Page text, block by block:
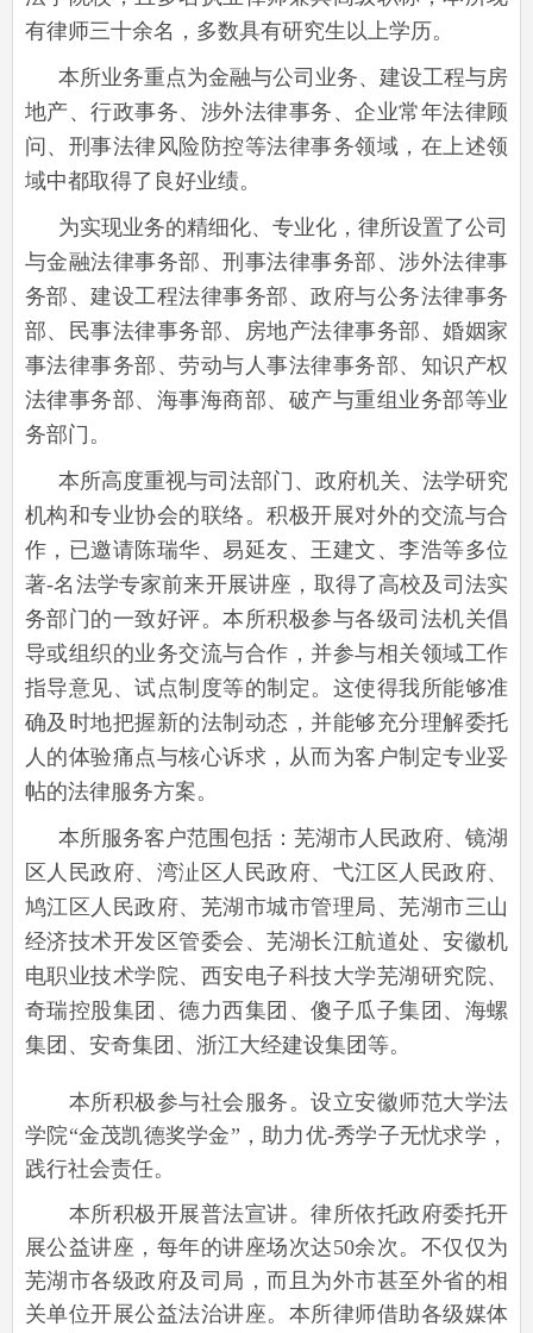
有律师三十余名，多数具有研究生以上学历。
本所业务重点为金融与公司业务、建设工程与房
地产、行政事务、涉外法律事务、企业常年法律顾
问、刑事法律风险防控等法律事务领域，在上述领
域中都取得了良好业绩。
为实现业务的精细化、专业化，律所设置了公司
与金融法律事务部、刑事法律事务部、涉外法律事
务部、建设工程法律事务部、政府与公务法律事务
部、民事法律事务部、房地产法律事务部、婚姻家
事法律事务部、劳动与人事法律事务部、知识产权
法律事务部、海事海商部、破产与重组业务部等业
务部门。
本所高度重视与司法部门、政府机关、法学研究
机构和专业协会的联络。积极开展对外的交流与合
作，已邀请陈瑞华、易延友、王建文、李浩等多位
著-名法学专家前来开展讲座，取得了高校及司法实
务部门的一致好评。本所积极参与各级司法机关倡
导或组织的业务交流与合作，并参与相关领域工作
指导意见、试点制度等的制定。这使得我所能够准
确及时地把握新的法制动态，并能够充分理解委托
人的体验痛点与核心诉求，从而为客户制定专业妥
帖的法律服务方案。
本所服务客户范围包括：芜湖市人民政府、镜湖
区人民政府、湾沚区人民政府、弋江区人民政府、
鸠江区人民政府、芜湖市城市管理局、芜湖市三山
经济技术开发区管委会、芜湖长江航道处、安徽机
电职业技术学院、西安电子科技大学芜湖研究院、
奇瑞控股集团、德力西集团、傻子瓜子集团、海螺
集团、安奇集团、浙江大经建设集团等。
本所积极参与社会服务。设立安徽师范大学法
学院“金茂凯德奖学金”，助力优-秀学子无忧求学，
践行社会责任。
本所积极开展普法宣讲。律所依托政府委托开
展公益讲座，每年的讲座场次达50余次。不仅仅为
芜湖市各级政府及司局，而且为外市甚至外省的相
关单位开展公益法治讲座。本所律师借助各级媒体